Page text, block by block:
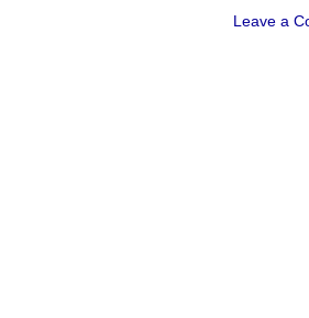
Leave a